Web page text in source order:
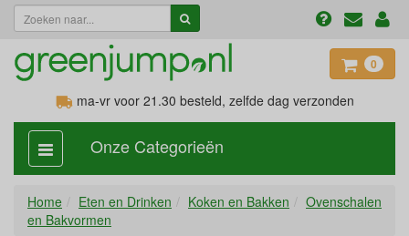
0
ma-vr voor 21.30 besteld, zelfde dag verzonden
categorie
aan,
Onze Categorieën
Home Eten en Drinken Koken en Bakken
Ovenschalen
en Bakvormen